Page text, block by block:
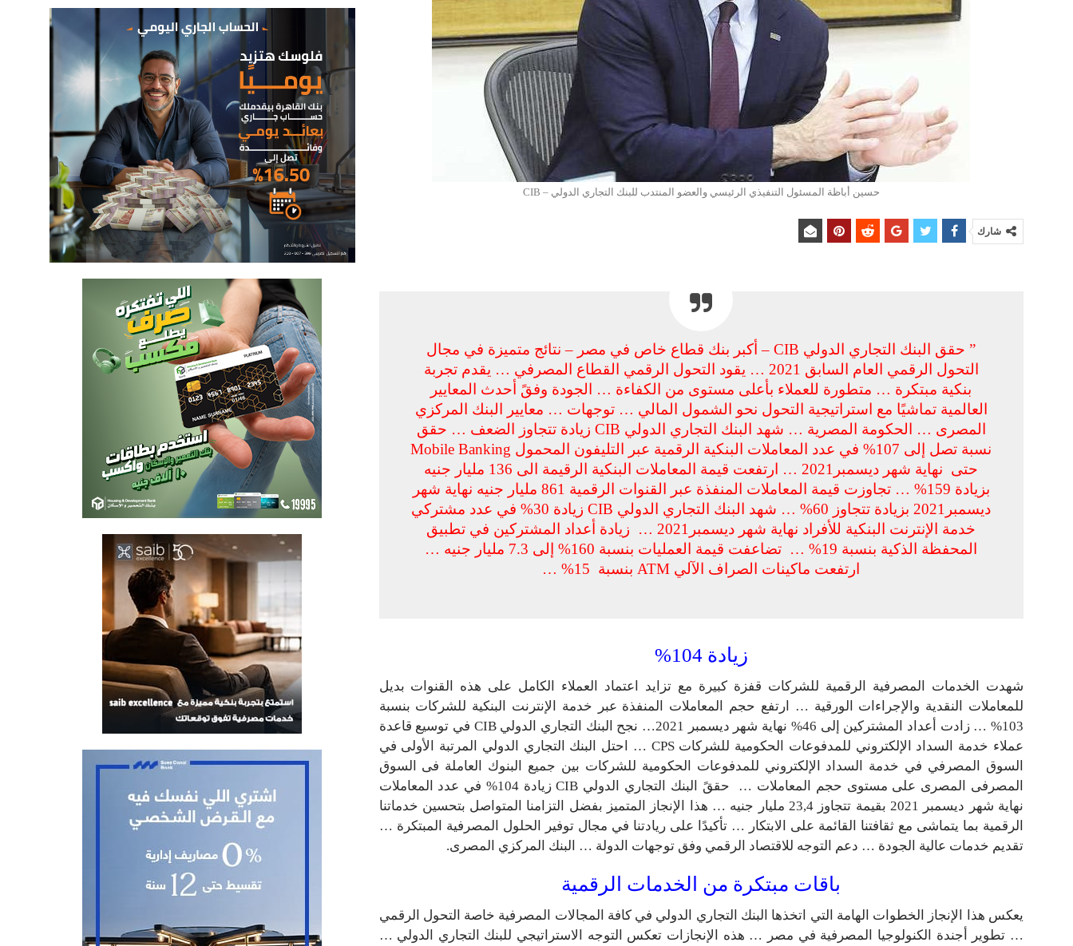
حسين أباظة المسئول التنفيذي الرئيسي والعضو المنتدب للبنك التجاري الدولي – CIB
شارك
” حقق البنك التجاري الدولي CIB – أكبر بنك قطاع خاص في مصر – نتائج متميزة في مجال
التحول الرقمي العام السابق 2021 … يقود التحول الرقمي القطاع المصرفي … يقدم تجربة
بنكية مبتكرة … متطورة للعملاء بأعلى مستوى من الكفاءة … الجودة وفقً أحدث المعايير
العالمية تماشيًا مع استراتيجية التحول نحو الشمول المالي … توجهات … معايير البنك المركزي
المصرى … الحكومة المصرية … شهد البنك التجاري الدولي CIB زيادة تتجاوز الضعف … حقق
نسبة تصل إلى 107% في عدد المعاملات البنكية الرقمية عبر التليفون المحمول Mobile Banking
حتى نهاية شهر ديسمبر2021 … ارتفعت قيمة المعاملات البنكية الرقيمة الى 136 مليار جنيه
بزيادة 159% … تجاوزت قيمة المعاملات المنفذة عبر القنوات الرقمية 861 مليار جنيه نهاية شهر
ديسمبر2021 بزيادة تتجاوز 60% … شهد البنك التجاري الدولي CIB زيادة 30% في عدد مشتركي
خدمة الإنترنت البنكية للأفراد نهاية شهر ديسمبر2021 … زيادة أعداد المشتركين في تطبيق
المحفظة الذكية بنسبة 19% … تضاعفت قيمة العمليات بنسبة 160% إلى 7.3 مليار جنيه …
ارتفعت ماكينات الصراف الآلي ATM بنسبة 15% …
زيادة 104%
شهدت الخدمات المصرفية الرقمية للشركات قفزة كبيرة مع تزايد اعتماد العملاء الكامل على هذه القنوات بديل
للمعاملات النقدية والإجراءات الورقية … ارتفع حجم المعاملات المنفذة عبر خدمة الإنترنت البنكية للشركات بنسبة
103% … زادت أعداد المشتركين إلى 46% نهاية شهر ديسمبر 2021… نجح البنك التجاري الدولي CIB في توسيع قاعدة
عملاء خدمة السداد الإلكتروني للمدفوعات الحكومية للشركات CPS … احتل البنك التجاري الدولي المرتبة الأولى في
السوق المصرفي في خدمة السداد الإلكتروني للمدفوعات الحكومية للشركات بين جميع البنوك العاملة فى السوق
المصرفى المصرى على مستوى حجم المعاملات … حققً البنك التجاري الدولي CIB زيادة 104% في عدد المعاملات
نهاية شهر ديسمبر 2021 بقيمة تتجاوز 23,4 مليار جنيه … هذا الإنجاز المتميز بفضل التزامنا المتواصل بتحسين خدماتنا
الرقمية بما يتماشى مع ثقافتنا القائمة على الابتكار … تأكيدًا على ريادتنا في مجال توفير الحلول المصرفية المبتكرة …
تقديم خدمات عالية الجودة … دعم التوجه للاقتصاد الرقمي وفق توجهات الدولة … البنك المركزي المصرى.
باقات مبتكرة من الخدمات الرقمية
يعكس هذا الإنجاز الخطوات الهامة التي اتخذها البنك التجاري الدولي في كافة المجالات المصرفية خاصة التحول الرقمي
… تطوير أجندة الكنولوجيا المصرفية في مصر … هذه الإنجازات تعكس التوجه الاستراتيجي للبنك التجاري الدولي …